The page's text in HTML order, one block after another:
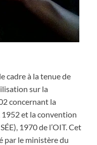
cadre à la tenue de
sur la
concernant la
et la convention
1970 de l’OIT. Cet
par le ministère du